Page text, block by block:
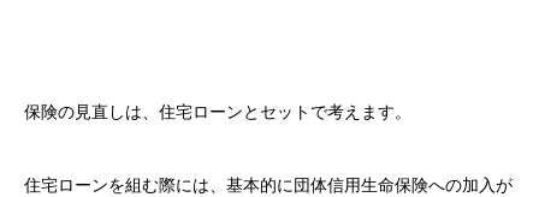
保険の見直しは、住宅ローンとセットで考えます。
住宅ローンを組む際には、基本的に団体信用生命保険への加入が